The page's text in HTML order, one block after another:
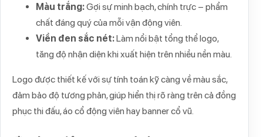
Màu trắng:Gợi sự minh bạch, chính trực – phẩm
chất đáng quý của mỗi vận động viên.
Viền đen sắc nét:Làm nổi bật tổng thể logo,
tăng độ nhận diện khi xuất hiện trên nhiều nền màu.
Logo được thiết kế với sự tính toán kỹ càng về màu sắc,
đảm bảo độ tương phản, giúp hiển thị rõ ràng trên cả đồng
phục thi đấu, áo cổ động viên hay banner cổ vũ.